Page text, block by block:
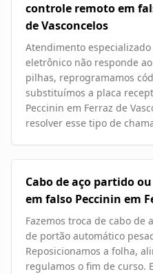
controle remoto em
de Vasconcelos
Atendimento
eletrônico não responde
pilhas, reprogramamos
substituímos a placa
Peccinin em Ferraz de
resolver esse tipo de
Cabo de aço partido
em falso Peccinin em
Fazemos troca de cabo de
de portão automático
Reposicionamos a folha,
regulamos o fim de curso.